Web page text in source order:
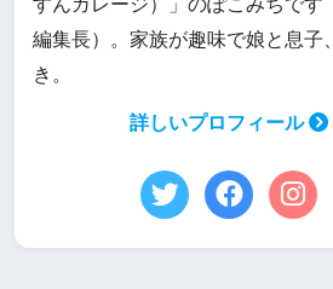
すんガレージ）」のぽこみちです
編集長）。家族が趣味で娘と息子
き。
詳しいプロフィール